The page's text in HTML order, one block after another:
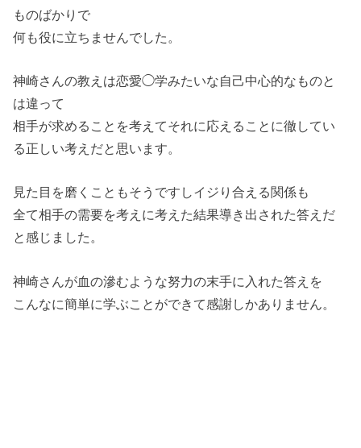
ものばかりで
何も役に立ちませんでした。
神崎さんの教えは恋愛◯学みたいな自己中心的なものと
は違って
相手が求めることを考えてそれに応えることに徹してい
る正しい考えだと思います。
見た目を磨くこともそうですしイジり合える関係も
全て相手の需要を考えに考えた結果導き出された答えだ
と感じました。
神崎さんが血の滲むような努力の末手に入れた答えを
こんなに簡単に学ぶことができて感謝しかありません。